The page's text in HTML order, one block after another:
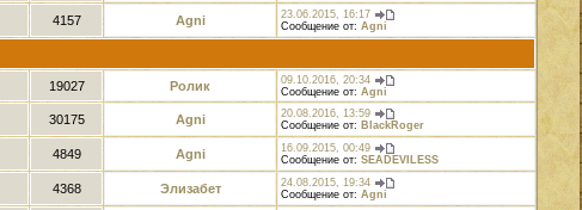
4157 Agni
23.06.2015, 16:17
Сообщение от:Agni
19027 Ролик
09.10.2016, 20:34
Сообщение от:Agni
30175 Agni
20.08.2016, 13:59
Сообщение от: BlackRoger
4849 Agni
16.09.2015, 00:49
Сообщение от:SEADEVILESS
4368 Элизабет
24.08.2015, 19:34
Сообщение от:Agni